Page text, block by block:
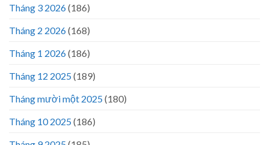
Tháng 3 2026(186)
Tháng 2 2026(168)
Tháng 1 2026(186)
Tháng 12 2025(189)
Tháng mười một 2025(180)
Tháng 10 2025(186)